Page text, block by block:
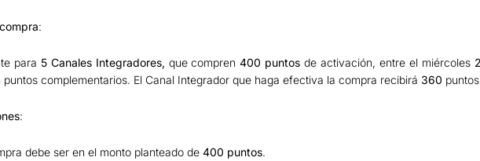
:
para 5 Canales Integradores, que compren400 puntos de activación, entre el miércoles
puntos complementarios. El Canal Integrador que haga efectiva la compra recibirá 360
:
debe ser en el monto planteado de 400 puntos.